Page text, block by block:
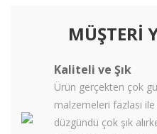
MÜŞTERİ
Kaliteli ve Şık
Ürün gerçekten çok
malzemeleri fazlası
düzgündü çok şık